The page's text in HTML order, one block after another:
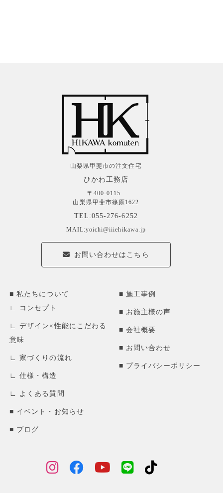
山梨県甲斐市の注文住宅
ひかわ工務店
〒400-0115
山梨県甲斐市篠原1622
TEL:055-276-6252
MAIL:yoichi@iiiehikawa.jp
お問い合わせはこちら
私たちについて
コンセプト
デザイン×性能にこだわる
意味
家づくりの流れ
仕様・構造
よくある質問
イベント・お知らせ
ブログ
施工事例
お施主様の声
会社概要
お問い合わせ
プライバシーポリシー